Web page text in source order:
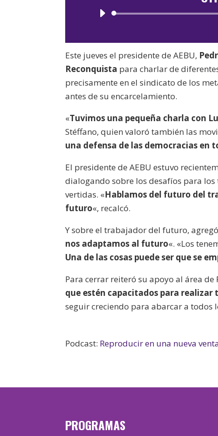
Este jueves el presidente de AEBU,
Reconquista para charlar de
precisamente en el sindicato de los
antes de su encarcelamiento.
«Tuvimos una pequeña charla con
Stéffano, quien valoró también las
una defensa de las democracias en
El presidente de AEBU estuvo
dialogando sobre los desafíos para
vertidas. «Hablamos del futuro del
futuro«, recalcó.
Y sobre el trabajador del futuro,
nos adaptamos al futuro«. «Los
Una de las cosas puede ser que se
Para cerrar reiteró su apoyo al área
que estén capacitados para realizar
seguir creciendo para abarcar a todos
Podcast: Reproducir en una nueva
PROGRAMAS